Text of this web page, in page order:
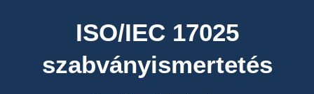
ISO/IEC 17025
szabványismertetés